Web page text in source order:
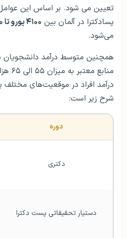
تعیین می شود. بر اساس این
پسادکترا در آلمان بین ۴۱۰۰ یورو تا ۷۰۰۰ یورو
می‌شود.
همچنین متوسط درآمد دانشجویان
درآمد افراد در موقعیت‌های مختلف
شرح زیر است:
دوره
دکتری
دستیار تحقیقاتی پست دکترا